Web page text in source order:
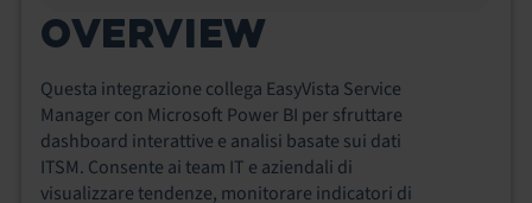
OVERVIEW
Questa integrazione collega EasyVista Service
Manager con Microsoft Power BI per sfruttare
dashboard interattive e analisi basate sui dati
ITSM. Consente ai team IT e aziendali di
visualizzare tendenze, monitorare indicatori di